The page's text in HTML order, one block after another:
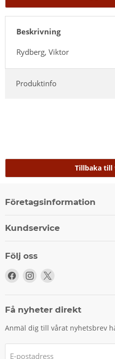
Beskrivning
Rydberg, Viktor
Produktinfo
Tillbaka till
Företagsinformation
Kundservice
Följ oss
Följ
Facebook
Följ
Instagram
X
Få nyheter direkt
Anmäl dig till vårat nyhetsbrev
E-postadress